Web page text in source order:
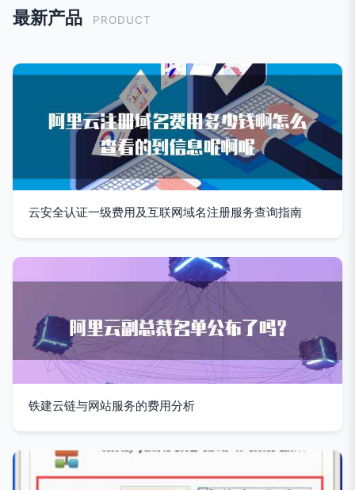
最新产品 PRODUCT
云安全认证一级费用及互联网域名注册服务查询指南
铁建云链与网站服务的费用分析